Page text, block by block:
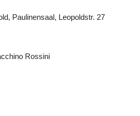
Paulinensaal, Leopoldstr. 27
Rossini